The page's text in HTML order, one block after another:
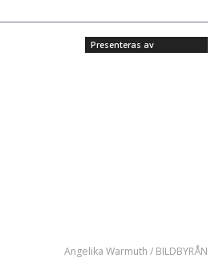
Presenteras av
Angelika Warmuth / BILDBYRÅN